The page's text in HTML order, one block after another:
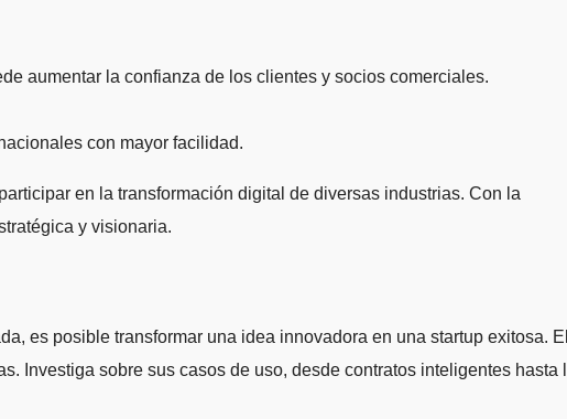
aumentar la confianza de los clientes y socios comerciales.
con mayor facilidad.
en la transformación digital de diversas industrias. Con la
y visionaria.
es posible transformar una idea innovadora en una startup exitosa.
Investiga sobre sus casos de uso, desde contratos inteligentes hasta